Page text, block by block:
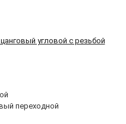
угловой с резьбой